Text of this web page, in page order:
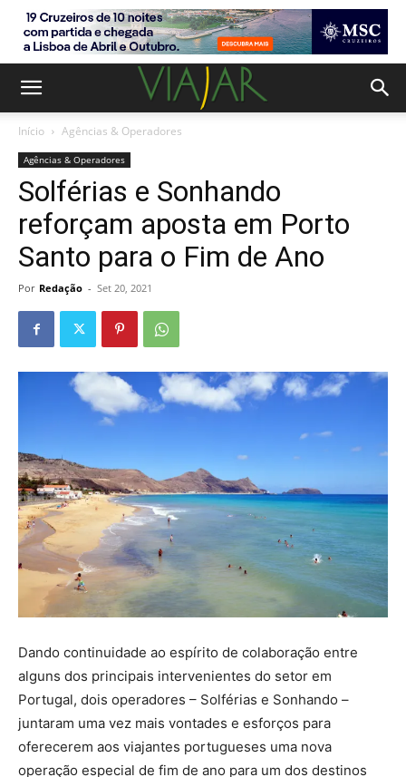
Início Agências & Operadores
Agências & Operadores
Solférias e Sonhando
reforçam aposta em Porto
Santo para o Fim de Ano
Por Redação - Set 20, 2021
Dando continuidade ao espírito de colaboração entre
alguns dos principais intervenientes do setor em
Portugal, dois operadores – Solférias e Sonhando –
juntaram uma vez mais vontades e esforços para
oferecerem aos viajantes portugueses uma nova
operação especial de fim de ano para um dos destinos